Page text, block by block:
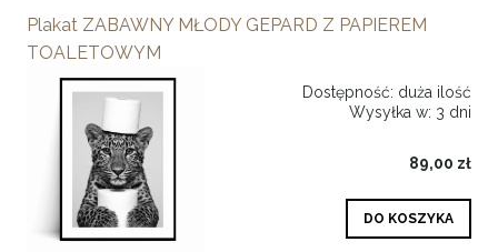
Plakat ZABAWNY MŁODY GEPARD Z PAPIEREM
TOALETOWYM
Dostępność: duża ilość
Wysyłka w: 3 dni
89,00 zł
DO KOSZYKA